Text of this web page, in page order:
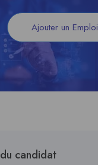
Ajouter un Emploi
candidat